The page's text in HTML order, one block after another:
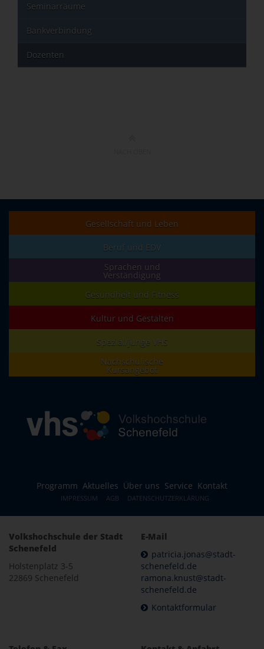
Seminarräume
Bankverbindung
Dozenten
Gesellschaft und Leben
Beruf und EDV
Sprachen und
Verständigung
Gesundheit und Fitness
Kultur und Gestalten
Spezial/junge VHS
Nachschulische
Kursangebot
Programm Aktuelles Über uns Service Kontakt
IMPRESSUM AGB DATENSCHUTZERKLÄRUNG
Volkshochschule der Stadt
Schenefeld
Holstenplatz 3-5
22869 Schenefeld
E-Mail
patricia.jonas@stadt-
schenefeld.de
ramona.knust@stadt-
schenefeld.de
Kontaktformular